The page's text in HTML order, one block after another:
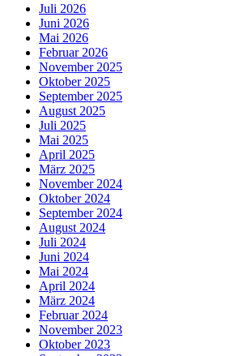
Juli 2026
Juni 2026
Mai 2026
Februar 2026
November 2025
Oktober 2025
September 2025
August 2025
Juli 2025
Mai 2025
April 2025
März 2025
November 2024
Oktober 2024
September 2024
August 2024
Juli 2024
Juni 2024
Mai 2024
April 2024
März 2024
Februar 2024
November 2023
Oktober 2023